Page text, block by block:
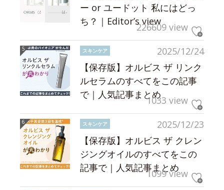
ー or ユードット 私にはどっ
ち？｜Editor’s view226609 view
2025/12/24
スキンケア
【保存版】オルビス ザ リンク
ルセラムのすべてをこの記事
で｜人気記事まとめ1033 view
2025/12/23
スキンケア
【保存版】オルビス ザ クレン
ジングオイルのすべてをこの
記事で｜人気記事まとめ
1099 view